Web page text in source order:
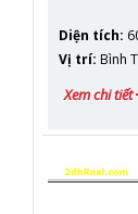
Diện tích:
Vị trí: Bình
Xem chi tiết